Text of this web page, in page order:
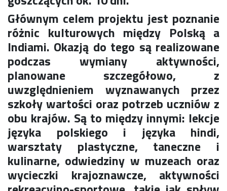
Potrzebne dokumenty
Informacja o teście z języka angielskiego
Stypendia naukowe
Plan nauczania klasa 7. i 8.
Głównym celem projektu jest poznanie
różnic kulturowych między Polską a
Indiami. Okazją do tego są realizowane
podczas wymiany aktywności,
planowane szczegółowo, z
uwzględnieniem wyznawanych przez
szkoły wartości oraz potrzeb uczniów z
obu krajów. Są to między innymi: lekcje
języka polskiego i języka hindi,
warsztaty plastyczne, taneczne i
kulinarne, odwiedziny w muzeach oraz
wycieczki krajoznawcze, aktywności